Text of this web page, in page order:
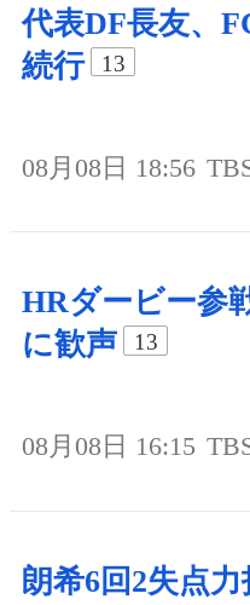
代表DF長友、
続行
13
08月08日 18:56
HRダービー参
に歓声
13
08月08日 16:15
朗希6回2失点